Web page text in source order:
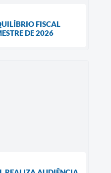
FISCAL
DE 2026